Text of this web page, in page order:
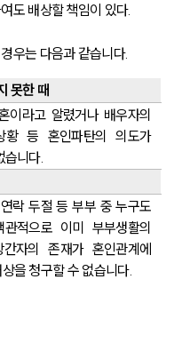
도 배상할 책임이 있다.
우는 다음과 같습니다.
못한 때
이라고 알렸거나 배우자의
등 혼인파탄의 의도가
습니다.
락 두절 등 부부 중 누구도
적으로 이미 부부생활의
자의 존재가 혼인관계에
을 청구할 수 없습니다.